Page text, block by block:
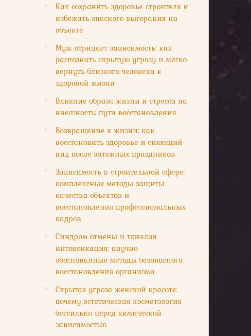
Как сохранить здоровье строителя и
избежать опасного выгорания на
объекте
Муж отрицает зависимость: как
распознать скрытую угрозу и мягко
вернуть близкого человека к
здоровой жизни
Влияние образа жизни и стресса на
внешность: пути восстановления
Возвращение к жизни: как
восстановить здоровье и сияющий
вид после затяжных праздников
Зависимость в строительной сфере:
комплексные методы защиты
качества объектов и
восстановления профессиональных
кадров
Синдром отмены и тяжелая
интоксикация: научно
обоснованные методы безопасного
восстановления организма
Скрытая угроза женской красоте:
почему эстетическая косметология
бессильна перед химической
зависимостью